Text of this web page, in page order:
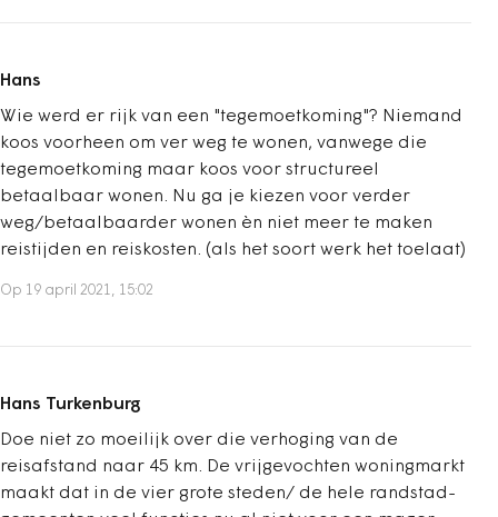
Hans
Wie werd er rijk van een "tegemoetkoming"? Niemand
koos voorheen om ver weg te wonen, vanwege die
tegemoetkoming maar koos voor structureel
betaalbaar wonen. Nu ga je kiezen voor verder
weg/betaalbaarder wonen èn niet meer te maken
reistijden en reiskosten. (als het soort werk het toelaat)
Op 19 april 2021, 15:02
Hans Turkenburg
Doe niet zo moeilijk over die verhoging van de
reisafstand naar 45 km. De vrijgevochten woningmarkt
maakt dat in de vier grote steden/ de hele randstad-